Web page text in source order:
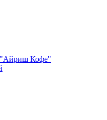
"Айриш Кофе"